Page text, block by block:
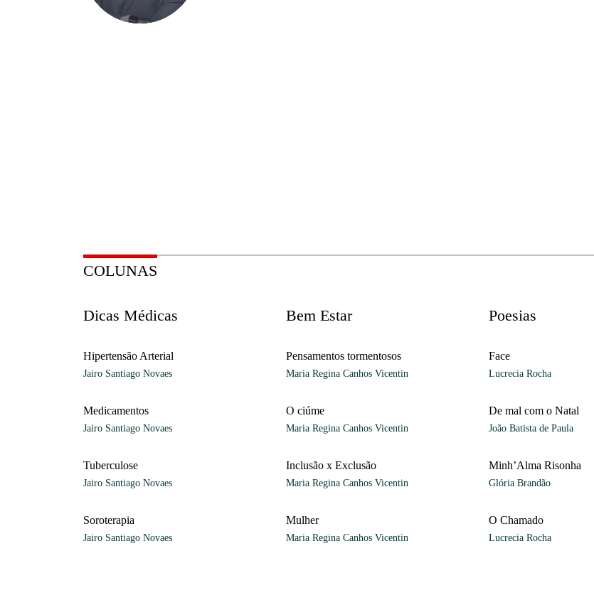
COLUNAS
Dicas Médicas
Hipertensão Arterial
Jairo Santiago Novaes
Medicamentos
Jairo Santiago Novaes
Tuberculose
Jairo Santiago Novaes
Soroterapia
Jairo Santiago Novaes
Bem Estar
Pensamentos tormentosos
Maria Regina Canhos Vicentin
O ciúme
Maria Regina Canhos Vicentin
Inclusão x Exclusão
Maria Regina Canhos Vicentin
Mulher
Maria Regina Canhos Vicentin
Poesias
Face
Lucrecia Rocha
De mal com o Natal
João Batista de Paula
Minh’Alma Risonha
Glória Brandão
O Chamado
Lucrecia Rocha